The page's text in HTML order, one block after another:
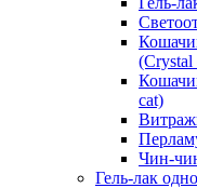
(Crystal
cat)
Чин-
Гель-лак